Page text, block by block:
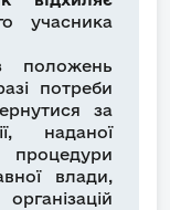
учасника
положень
потреби
за
наданої
влади,